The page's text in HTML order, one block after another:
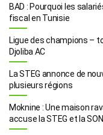
BAD : Pourquoi les
fiscal en Tunisie
Ligue des champions –
Djoliba AC
La STEG annonce de
plusieurs régions
Moknine : Une maison
accuse la STEG et la